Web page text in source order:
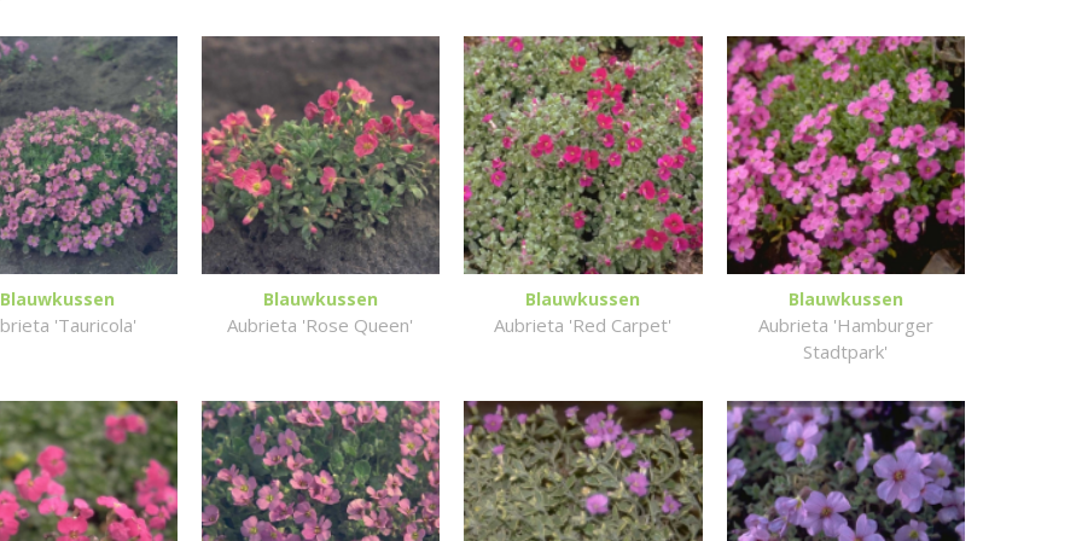
Blauwkussen
'Tauricola'
Blauwkussen
Aubrieta 'Rose Queen'
Blauwkussen
Aubrieta 'Red Carpet'
Blauwkussen
Aubrieta 'Hamburger
Stadtpark'